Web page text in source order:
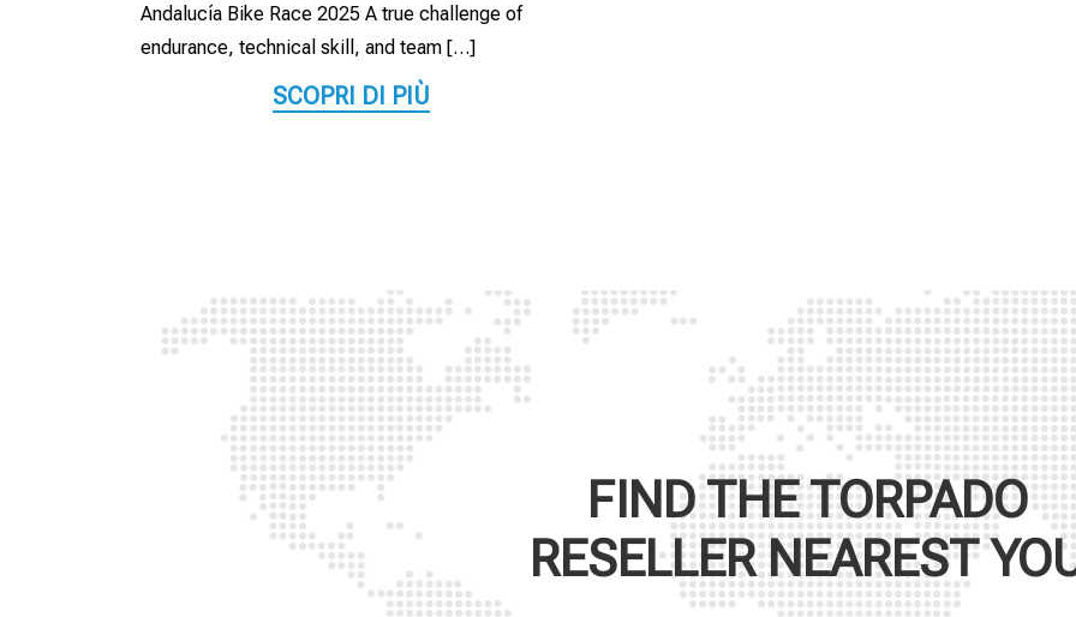
Andalucía Bike Race 2025 A true challenge of
endurance, technical skill, and team […]
SCOPRI DI PIÙ
FIND THETORPADO
RESELLER NEAREST